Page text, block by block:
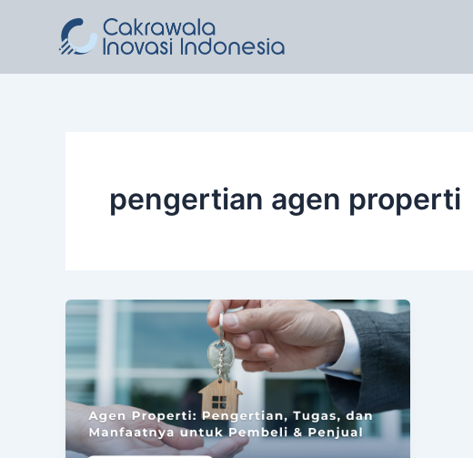
pengertian agen properti